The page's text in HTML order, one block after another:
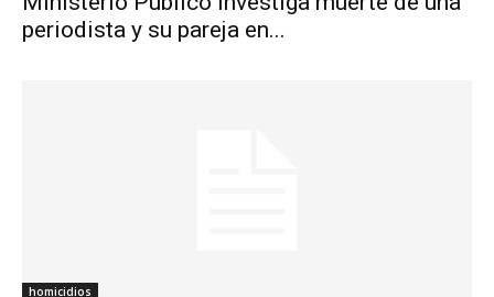
periodista y su pareja en...
homicidios